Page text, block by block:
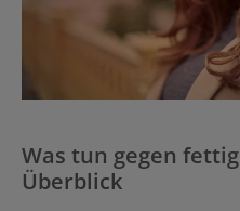
Was tun gegen
Überblick